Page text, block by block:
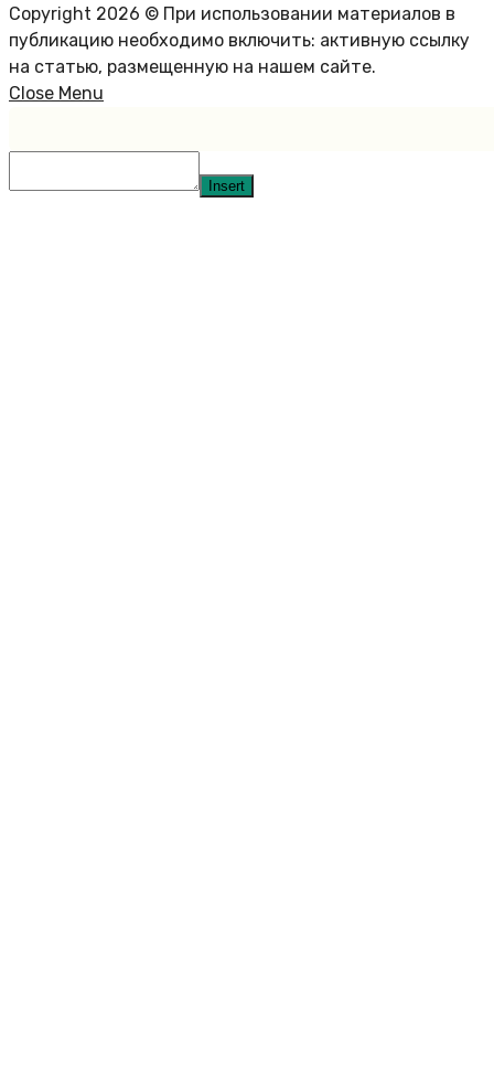
Copyright 2026 © При использовании материалов в
публикацию необходимо включить: активную ссылку
на статью, размещенную на нашем сайте.
Close Menu
Insert